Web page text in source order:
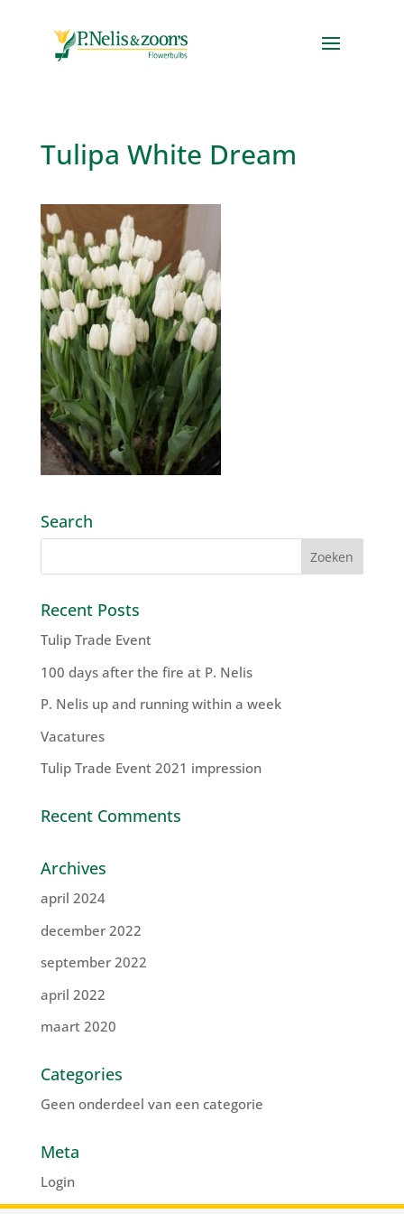
Tulipa White Dream
Search
Recent Posts
Tulip Trade Event
100 days after the fire at P. Nelis
P. Nelis up and running within a week
Vacatures
Tulip Trade Event 2021 impression
Recent Comments
Archives
april 2024
december 2022
september 2022
april 2022
maart 2020
Categories
Geen onderdeel van een categorie
Meta
Login